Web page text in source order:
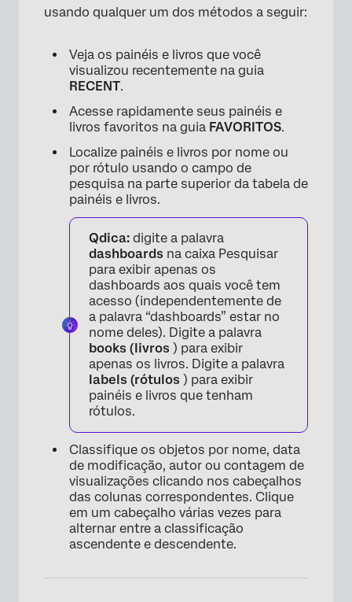
usando qualquer um dos métodos a seguir:
Veja os painéis e livros que você
visualizou recentemente na guia
RECENT.
Acesse rapidamente seus painéis e
livros favoritos na guia FAVORITOS.
Localize painéis e livros por nome ou
por rótulo usando o campo de
pesquisa na parte superior da tabela de
painéis e livros.
Qdica: digite a palavra
dashboards na caixa Pesquisar
para exibir apenas os
dashboards aos quais você tem
acesso (independentemente de
a palavra “dashboards” estar no
nome deles). Digite a palavra
books (livros ) para exibir
apenas os livros. Digite a palavra
labels (rótulos ) para exibir
painéis e livros que tenham
rótulos.
Classifique os objetos por nome, data
de modificação, autor ou contagem de
visualizações clicando nos cabeçalhos
das colunas correspondentes. Clique
em um cabeçalho várias vezes para
alternar entre a classificação
ascendente e descendente.